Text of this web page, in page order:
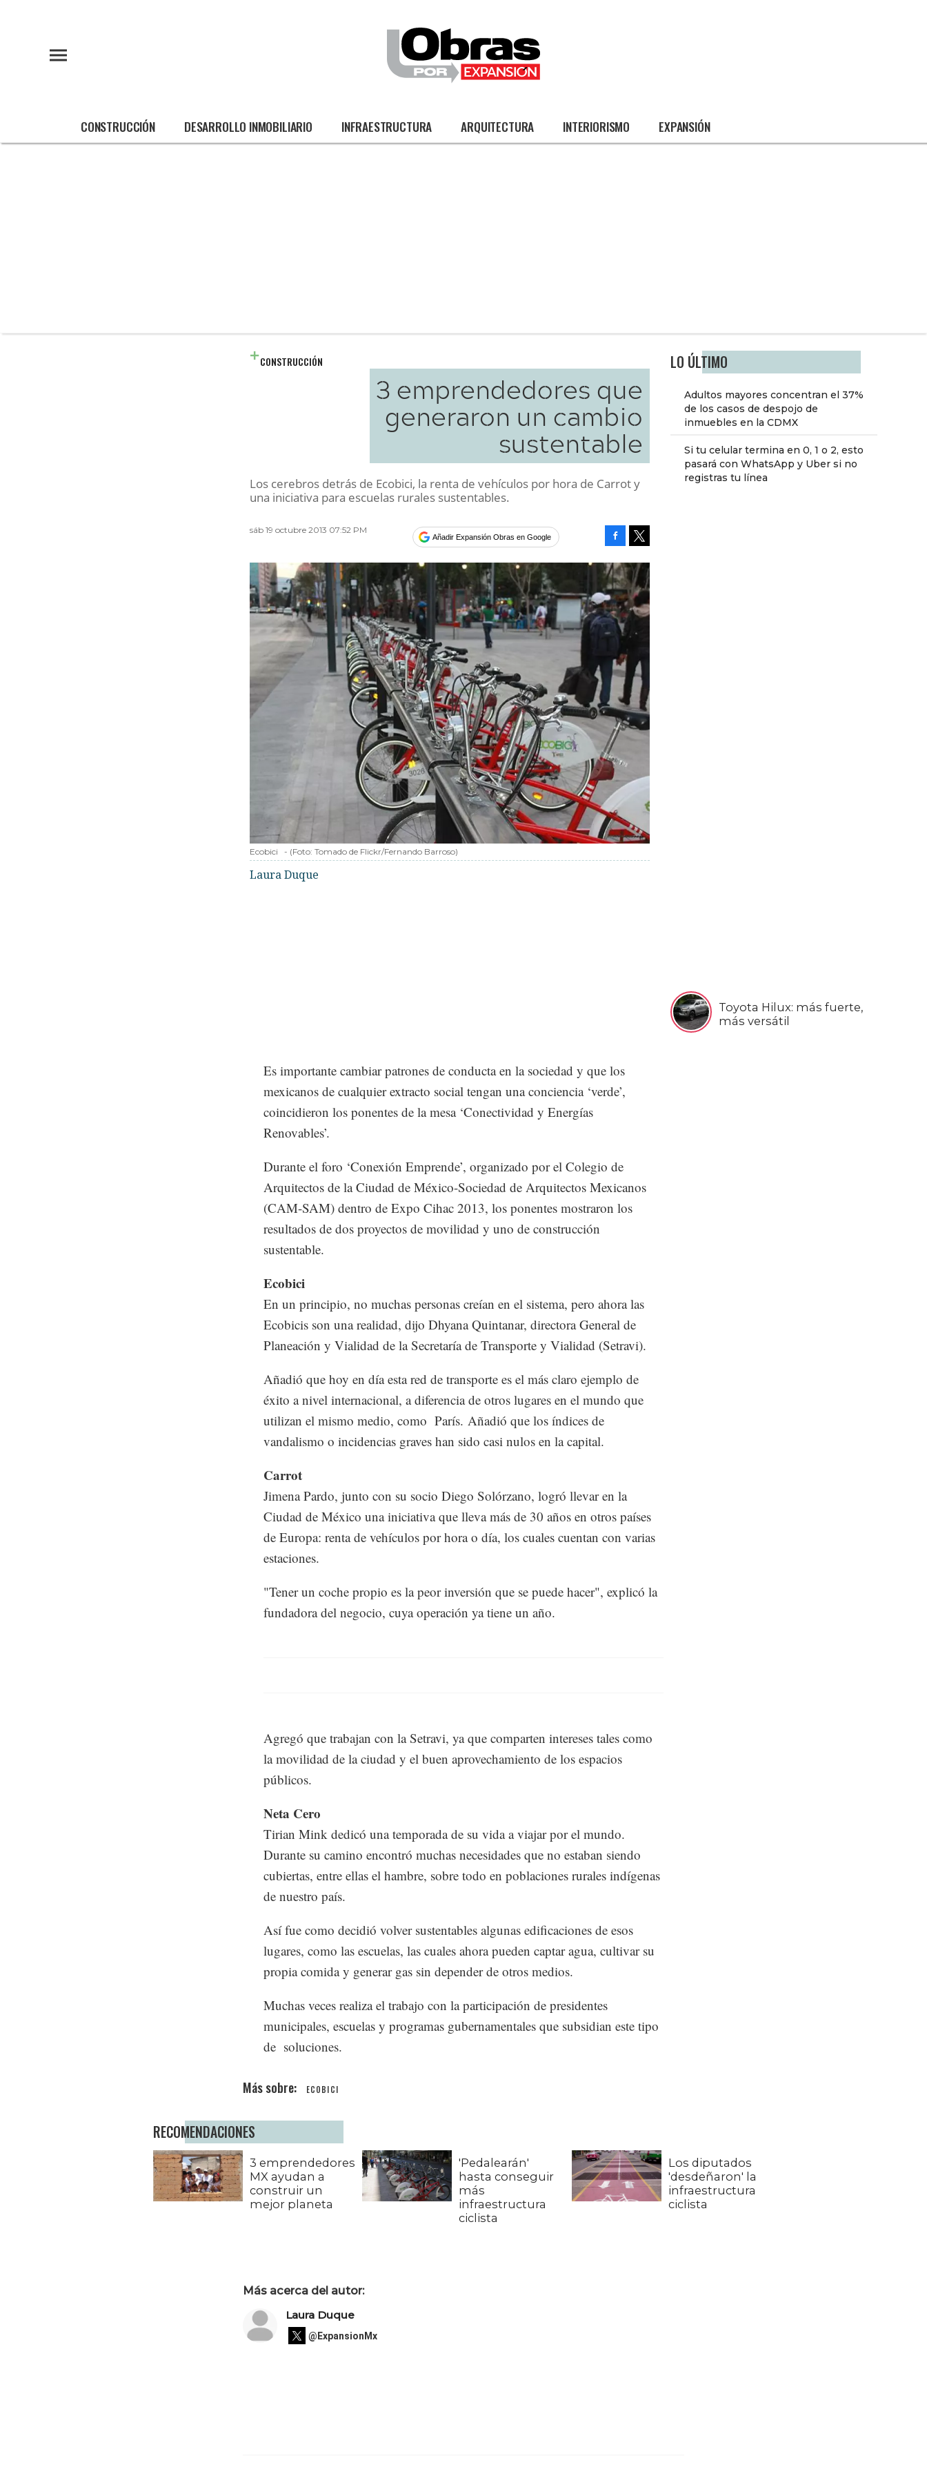
CONSTRUCCIÓN DESARROLLO INMOBILIARIO INFRAESTRUCTURA ARQUITECTURA INTERIORISMO EXPANSIÓN
LO ÚLTIMO
Adultos mayores concentran el 37%
de los casos de despojo de
inmuebles en la CDMX
Si tu celular termina en 0, 1 o 2, esto
pasará con WhatsApp y Uber si no
registras tu línea
Toyota Hilux: más fuerte,
más versátil
CONSTRUCCIÓN
3 emprendedores que
generaron un cambio
sustentable
Los cerebros detrás de Ecobici, la renta de vehículos por hora de Carrot y
una iniciativa para escuelas rurales sustentables.
sáb 19 octubre 2013 07:52 PM
Añadir Expansión Obras en Google
Ecobici - (Foto: Tomado de Flickr/Fernando Barroso)
Laura Duque
Es importante cambiar patrones de conducta en la sociedad y que los
mexicanos de cualquier extracto social tengan una conciencia ‘verde’,
coincidieron los ponentes de la mesa ‘Conectividad y Energías
Renovables’.
Durante el foro ‘Conexión Emprende’, organizado por el Colegio de
Arquitectos de la Ciudad de México-Sociedad de Arquitectos Mexicanos
(CAM-SAM) dentro de Expo Cihac 2013, los ponentes mostraron los
resultados de dos proyectos de movilidad y uno de construcción
sustentable.
Ecobici
En un principio, no muchas personas creían en el sistema, pero ahora las
Ecobicis son una realidad, dijo Dhyana Quintanar, directora General de
Planeación y Vialidad de la Secretaría de Transporte y Vialidad (Setravi).
Añadió que hoy en día esta red de transporte es el más claro ejemplo de
éxito a nivel internacional, a diferencia de otros lugares en el mundo que
utilizan el mismo medio, como París. Añadió que los índices de
vandalismo o incidencias graves han sido casi nulos en la capital.
Carrot
Jimena Pardo, junto con su socio Diego Solórzano, logró llevar en la
Ciudad de México una iniciativa que lleva más de 30 años en otros países
de Europa: renta de vehículos por hora o día, los cuales cuentan con varias
estaciones.
"Tener un coche propio es la peor inversión que se puede hacer", explicó la
fundadora del negocio, cuya operación ya tiene un año.
Agregó que trabajan con la Setravi, ya que comparten intereses tales como
la movilidad de la ciudad y el buen aprovechamiento de los espacios
públicos.
Neta Cero
Tirian Mink dedicó una temporada de su vida a viajar por el mundo.
Durante su camino encontró muchas necesidades que no estaban siendo
cubiertas, entre ellas el hambre, sobre todo en poblaciones rurales indígenas
de nuestro país.
Así fue como decidió volver sustentables algunas edificaciones de esos
lugares, como las escuelas, las cuales ahora pueden captar agua, cultivar su
propia comida y generar gas sin depender de otros medios.
Muchas veces realiza el trabajo con la participación de presidentes
municipales, escuelas y programas gubernamentales que subsidian este tipo
de soluciones.
ECOBICI
RECOMENDACIONES
3 emprendedores
MX ayudan a
construir un
mejor planeta
'Pedalearán'
hasta conseguir
más
infraestructura
ciclista
Los diputados
'desdeñaron' la
infraestructura
ciclista
Más acerca del autor:
Laura Duque
@ExpansionMx